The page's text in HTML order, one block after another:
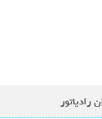
رادیاتور